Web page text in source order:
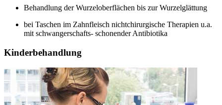
Behandlung der Wurzeloberflächen bis zur Wurzelglättung
bei Taschen im Zahnfleisch nichtchirurgische Therapien u.a.
mit schwangerschafts- schonender Antibiotika
Kinderbehandlung